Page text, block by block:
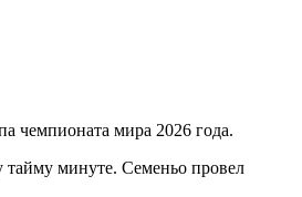
чемпионата мира 2026 года.
тайму минуте. Семеньо провел